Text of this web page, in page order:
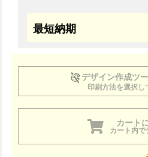
最短納期
デザイン作成ツ
印刷方法を選択し
カート
カート内で